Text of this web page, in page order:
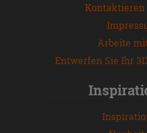
Kontaktieren
Arbeite
Entwerfen Sie Ihr